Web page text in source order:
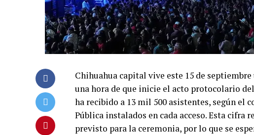
Chihuahua capital vive este 15 de
una hora de que inicie el acto protocolario
ha recibido a 13 mil 500 asistentes, según el
Pública instalados en cada acceso. Esta
previsto para la ceremonia, por lo que se